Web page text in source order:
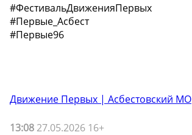
#ФестивальДвиженияПервых
#Первые_Асбест
#Первые96
Движение Первых | Асбестовский МО
13:08 27.05.2026 16+